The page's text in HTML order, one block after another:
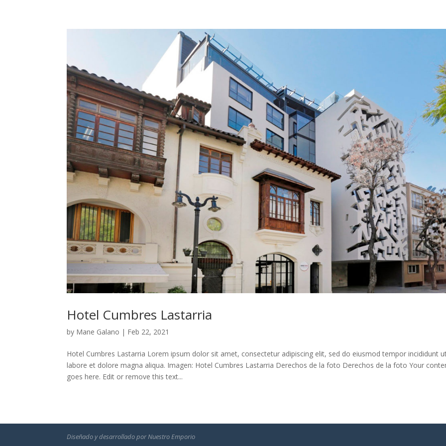
Hotel Cumbres Lastarria
by Mane Galano | Feb 22, 2021
Hotel Cumbres Lastarria Lorem ipsum dolor sit amet, consectetur adipiscing elit, sed do eiusmod tempor incididunt
labore et dolore magna aliqua. Imagen: Hotel Cumbres Lastarria Derechos de la foto Derechos de la foto Your
goes here. Edit or remove this text...
Diseñado y desarrollado porNuestro Emporio